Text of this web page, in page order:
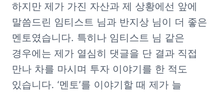
하지만 제가 가진 자산과 제 상황에선 앞에
말씀드린 임티스트 님과 반지상 님이 더 좋은
멘토였습니다. 특히나 임티스트 님 같은
경우에는 제가 열심히 댓글을 단 결과 직접
만나 차를 마시며 투자 이야기를 한 적도
있습니다. ‘멘토’를 이야기할 때 제가 늘